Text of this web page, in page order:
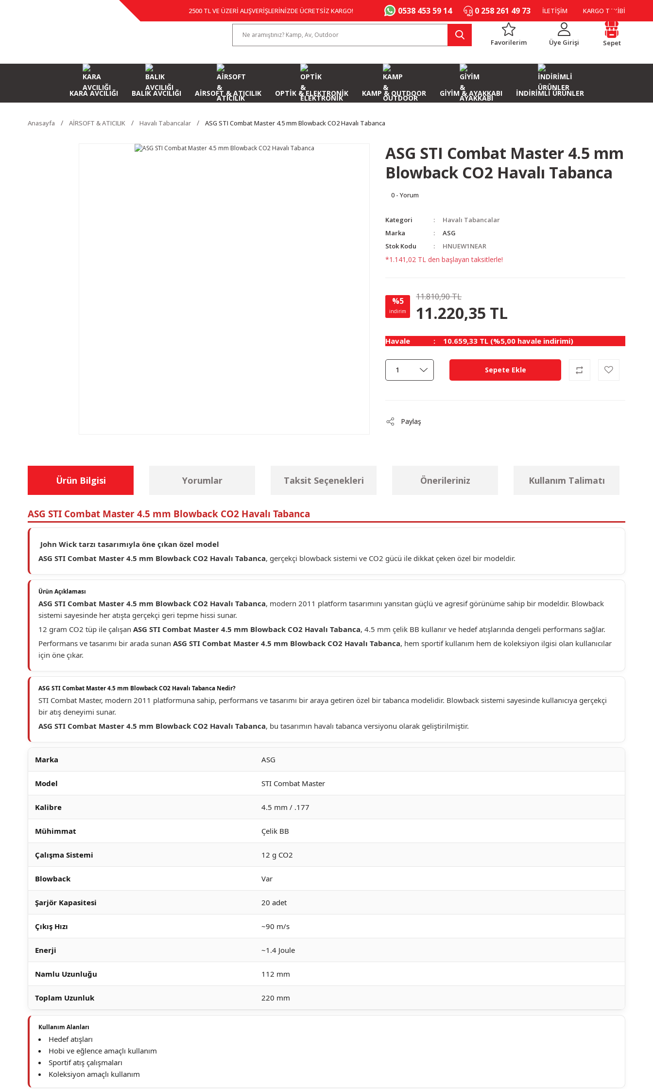
2500 TL VE ÜZERİ ALIŞVERİŞLERİNİZDE ÜCRETSİZ KARGO! 0538 453 59 14 0 258 261 49 73 İLETİŞİM KARGO TAKİBİ
Favorilerim Üye Girişi Sepet
KARA AVCILIĞI BALIK AVCILIĞI AİRSOFT & ATICILIK OPTİK & ELEKTRONİK KAMP & OUTDOOR GİYİM & AYAKKABI İNDİRİMLİ ÜRÜNLER
Anasayfa AİRSOFT & ATICILIK Havalı Tabancalar ASG STI Combat Master 4.5 mm Blowback CO2 Havalı Tabanca
ASG STI Combat Master 4.5 mm
Blowback CO2 Havalı Tabanca
0 - Yorum
Kategori
Havalı Tabancalar
Marka
ASG
Stok Kodu
HNUEW1NEAR
*1.141,02 TL den başlayan taksitlerle!
%5
indirim
11.810,90 TL
11.220,35 TL
Havale 10.659,33 TL (%5,00 havale indirimi)
Sepete Ekle
Paylaş
Ürün Bilgisi Yorumlar Taksit Seçenekleri Önerileriniz Kullanım Talimatı
ASG STI Combat Master 4.5 mm Blowback CO2 Havalı Tabanca
John Wick tarzı tasarımıyla öne çıkan özel model
ASG STI Combat Master 4.5 mm Blowback CO2 Havalı Tabanca, gerçekçi blowback sistemi ve CO2 gücü ile dikkat çeken özel bir modeldir.
Ürün Açıklaması
ASG STI Combat Master 4.5 mm Blowback CO2 Havalı Tabanca, modern 2011 platform tasarımını yansıtan güçlü ve agresif görünüme sahip bir modeldir. Blowback
sistemi sayesinde her atışta gerçekçi geri tepme hissi sunar.
12 gram CO2 tüp ile çalışan ASG STI Combat Master 4.5 mm Blowback CO2 Havalı Tabanca, 4.5 mm çelik BB kullanır ve hedef atışlarında dengeli performans sağlar.
Performans ve tasarımı bir arada sunan ASG STI Combat Master 4.5 mm Blowback CO2 Havalı Tabanca, hem sportif kullanım hem de koleksiyon ilgisi olan kullanıcılar
için öne çıkar.
ASG STI Combat Master 4.5 mm Blowback CO2 Havalı Tabanca Nedir?
STI Combat Master, modern 2011 platformuna sahip, performans ve tasarımı bir araya getiren özel bir tabanca modelidir. Blowback sistemi sayesinde kullanıcıya gerçekçi
bir atış deneyimi sunar.
ASG STI Combat Master 4.5 mm Blowback CO2 Havalı Tabanca, bu tasarımın havalı tabanca versiyonu olarak geliştirilmiştir.
Marka ASG
Model STI Combat Master
Kalibre 4.5 mm / .177
Mühimmat Çelik BB
Çalışma Sistemi 12 g CO2
Blowback Var
Şarjör Kapasitesi 20 adet
Çıkış Hızı ~90 m/s
Enerji ~1.4 Joule
Namlu Uzunluğu 112 mm
Toplam Uzunluk 220 mm
Kullanım Alanları
Hedef atışları
Hobi ve eğlence amaçlı kullanım
Sportif atış çalışmaları
Koleksiyon amaçlı kullanım